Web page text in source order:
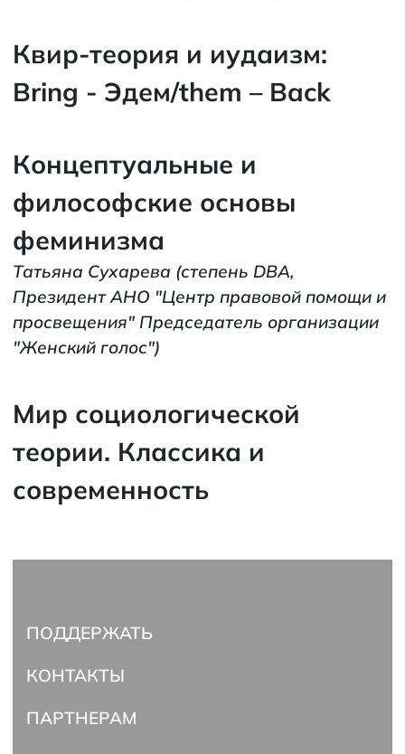
Квир-теория и иудаизм:
Bring - Эдем/them – Back
Концептуальные и
философские основы
феминизма
Татьяна Сухарева (степень DBA,
Президент АНО "Центр правовой помощи и
просвещения" Председатель организации
"Женский голос")
Мир социологической
теории. Классика и
современность
ПОДДЕРЖАТЬ
КОНТАКТЫ
ПАРТНЕРАМ